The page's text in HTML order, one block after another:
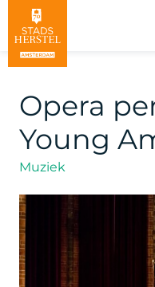
Opera
Young
Muziek